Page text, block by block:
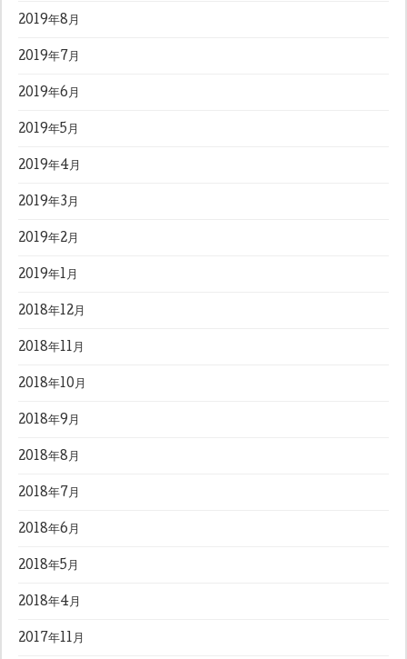
2019年8月
2019年7月
2019年6月
2019年5月
2019年4月
2019年3月
2019年2月
2019年1月
2018年12月
2018年11月
2018年10月
2018年9月
2018年8月
2018年7月
2018年6月
2018年5月
2018年4月
2017年11月